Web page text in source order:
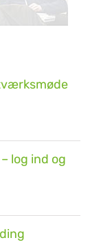
log ind og